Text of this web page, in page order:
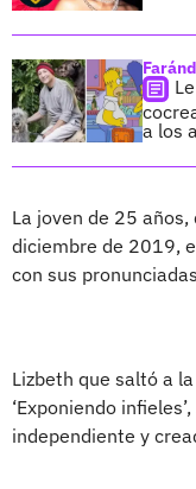
a los
La joven de 25
diciembre de 2019,
con sus
Lizbeth que saltó a
‘Exponiendo
independiente y